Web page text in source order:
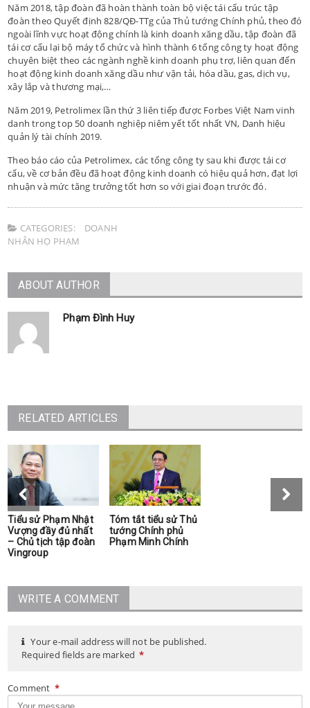
Năm 2018, tập đoàn đã hoàn thành toàn bộ việc tái cấu trúc tập
đoàn theo Quyết định 828/QĐ-TTg của Thủ tướng Chính phủ, theo đó
ngoài lĩnh vực hoạt động chính là kinh doanh xăng dầu, tập đoàn đã
tái cơ cấu lại bộ máy tổ chức và hình thành 6 tổng công ty hoạt động
chuyên biệt theo các ngành nghề kinh doanh phụ trợ, liên quan đến
hoạt động kinh doanh xăng dầu như vận tải, hóa dầu, gas, dịch vụ,
xây lắp và thương mại,…
Năm 2019, Petrolimex lần thứ 3 liên tiếp được Forbes Việt Nam vinh
danh trong top 50 doanh nghiệp niêm yết tốt nhất VN, Danh hiệu
quản lý tài chính 2019.
Theo báo cáo của Petrolimex, các tổng công ty sau khi được tái cơ
cấu, về cơ bản đều đã hoạt động kinh doanh có hiệu quả hơn, đạt lợi
nhuận và mức tăng trưởng tốt hơn so với giai đoạn trước đó.
CATEGORIES:
DOANH
NHÂN HỌ PHẠM
ABOUT AUTHOR
Phạm Đình Huy
RELATED ARTICLES
Tiểu sử Phạm Nhật
Vượng đầy đủ nhất
– Chủ tịch tập đoàn
Vingroup
Tóm tắt tiểu sử Thủ
tướng Chính phủ
Phạm Minh Chính
WRITE A COMMENT
Your e-mail address will not be published.
Required fields are marked *
Comment *